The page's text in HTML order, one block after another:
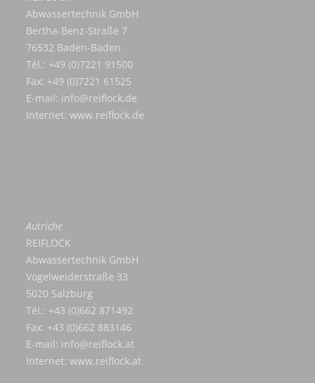
Abwassertechnik GmbH
Bertha-Benz-Straße 7
76532 Baden-Baden
Tél.: +49 (0)7221 91500
Fax: +49 (0)7221 61525
E-mail: info@reiflock.de
Internet:www.reiflock.de
Autriche
REIFLOCK
Abwassertechnik GmbH
Vogelweiderstraße 33
5020 Salzburg
Tél.: +43 (0)662 871492
Fax: +43 (0)662 883146
E-mail: info@reiflock.at
Internet:www.reiflock.at